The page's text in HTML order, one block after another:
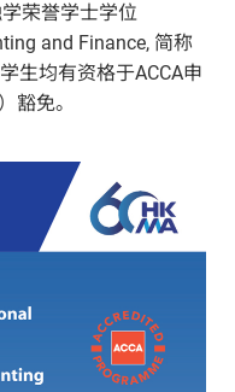
荣誉学士学位
and Finance, 简称
生均有资格于ACCA申
豁免。